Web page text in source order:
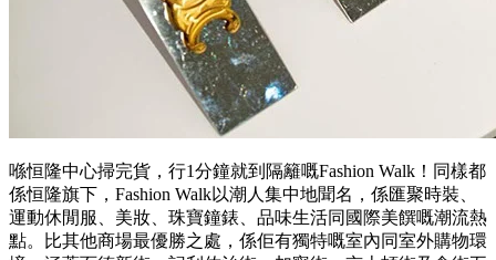
喺恒隆中心掃完貨，行1分鐘就到隔籬嘅Fashion Walk！同樣都
係恒隆旗下，Fashion Walk以潮人集中地聞名，係匯聚時裝、
運動休閒服、美妝、珠寶鐘錶、品味生活同國際美饌嘅潮流熱
點。比其他商場最優勝之處，係佢有獨特嘅室內同室外購物環